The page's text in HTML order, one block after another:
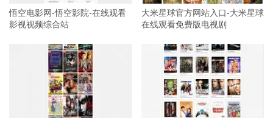
悟空电影网-悟空影院-在线观看
影视视频综合站
大米星球官方网站入口-大米星球
在线观看免费版电视剧